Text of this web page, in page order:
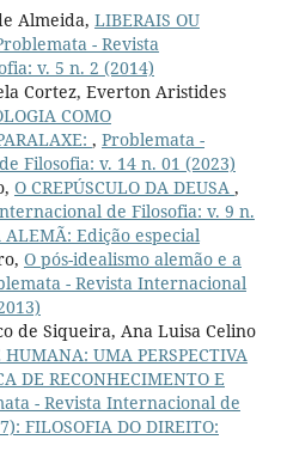
Almeida, LIBERAIS OU
- Revista
v. 5 n. 2 (2014)
Cortez, Everton Aristides
COMO
, Problemata -
Filosofia: v. 14 n. 01 (2023)
O CREPÚSCULO DA DEUSA ,
de Filosofia: v. 9 n.
ALEMÃ: Edição especial
O pós-idealismo alemão e a
- Revista Internacional
de Siqueira, Ana Luisa Celino
UMA PERSPECTIVA
DE RECONHECIMENTO E
- Revista Internacional de
FILOSOFIA DO DIREITO: